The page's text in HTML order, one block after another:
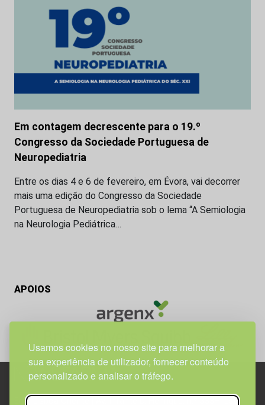
Usamos cookies no nosso site para melhorar a
sua experiência de utilizador, fornecer conteúdo
personalizado e analisar o tráfego.
Em contagem decrescente para o 19.º
Congresso da Sociedade Portuguesa de
Neuropediatria
Entre os dias 4 e 6 de fevereiro, em Évora, vai decorrer
mais uma edição do Congresso da Sociedade
Portuguesa de Neuropediatria sob o lema “A Semiologia
na Neurologia Pediátrica…
APOIOS
Edif. Lisboa Oriente | Av. Infante D. Henrique, n.º 333H, esc.